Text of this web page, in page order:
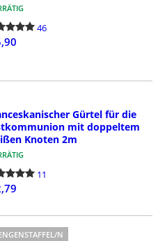
46
Gürtel für die
mit doppeltem
Knoten 2m
11
N